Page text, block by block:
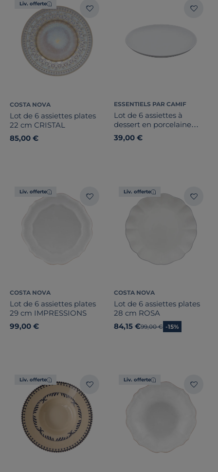
Liv. offerte
COSTA NOVA
Lot de 6 assiettes plates
22 cm CRISTAL
85,00 €
ESSENTIELS PAR CAMIF
Lot de 6 assiettes à
dessert en porcelaine
Boss - Novastyl
39,00 €
Liv. offerte
COSTA NOVA
Lot de 6 assiettes plates
29 cm IMPRESSIONS
99,00 €
Liv. offerte
COSTA NOVA
Lot de 6 assiettes plates
28 cm ROSA
84,15 €Ancien prix
99,00 € -15%
Liv. offerte Liv. offerte